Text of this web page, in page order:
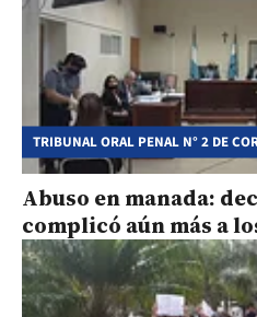
TRIBUNAL ORAL PENAL N° 2 DE
Abuso en manada:
complicó aún más a